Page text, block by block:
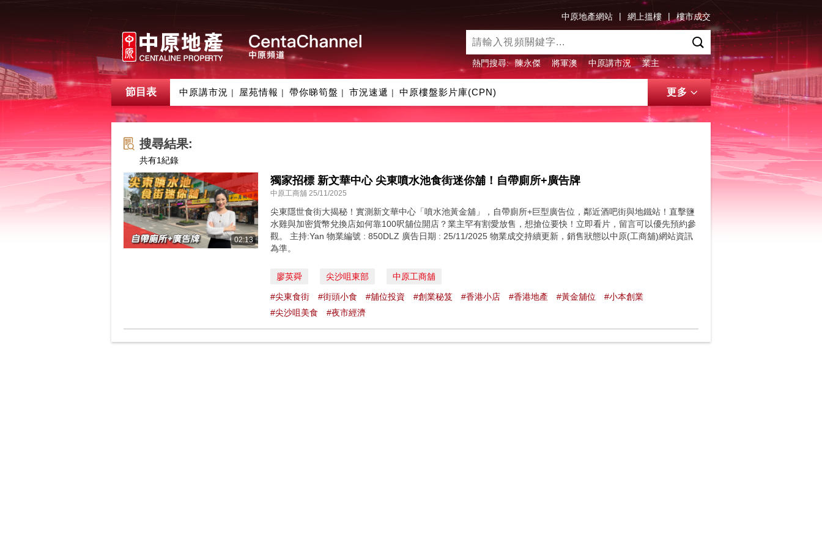
中原地產網站 | 網上搵樓 | 樓市成交
熱門搜尋: 陳永傑 將軍澳 中原講市況 業主
節目表 中原講市況 | 屋苑情報 | 帶你睇筍盤 | 市況速遞 | 中原樓盤影片庫(CPN) 更多
搜尋結果:
共有1紀錄
02:13
獨家招標 新文華中心 尖東噴水池食街迷你舖！自帶廁所+廣告牌
中原工商舖 25/11/2025
尖東隱世食街大揭秘！實測新文華中心「噴水池黃金舖」，自帶廁所+巨型廣告位，鄰近酒吧街與地鐵站！直擊鹽
水雞與加密貨幣兌換店如何靠100呎舖位開店？業主罕有割愛放售，想搶位要快！立即看片，留言可以優先預約參
觀。 主持:Yan 物業編號 : 850DLZ 廣告日期 : 25/11/2025 物業成交持續更新，銷售狀態以中原(工商舖)網站資訊
為準。
廖英舜 尖沙咀東部 中原工商舖
#尖東食街 #街頭小食 #舖位投資 #創業秘笈 #香港小店 #香港地產 #黃金舖位
#小本創業
#尖沙咀美食
#夜市經濟